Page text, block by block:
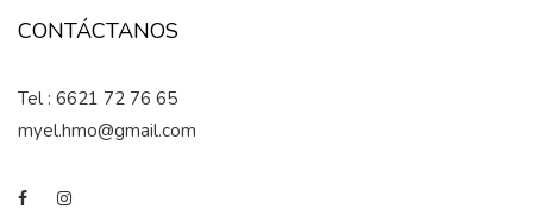
CONTÁCTANOS
Tel : 6621 72 76 65
myel.hmo@gmail.com